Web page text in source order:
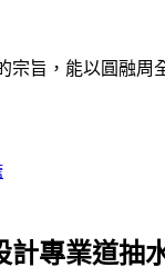
宗旨，能以圓融周
計專業道抽